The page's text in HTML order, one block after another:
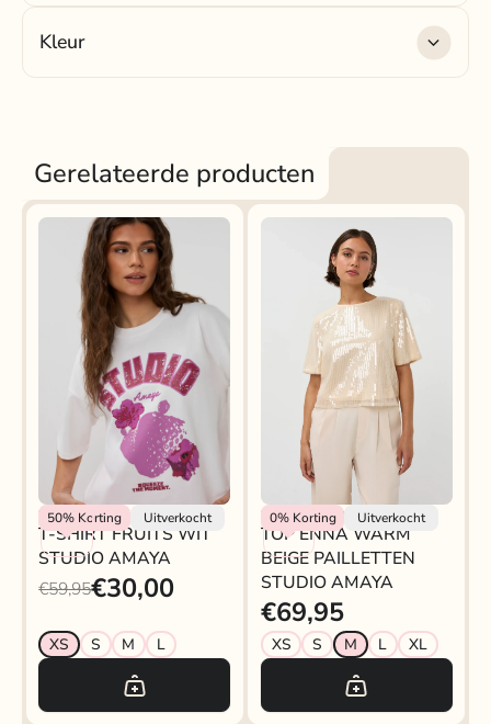
Kleur
Gerelateerde producten
50% Korting Uitverkocht
Studio Amaya
T-SHIRT FRUITS WIT
STUDIO AMAYA
€59,95€30,00
XS S M L
0%Korting Uitverkocht
Studio Amaya
TOP ENNA WARM
BEIGE PAILLETTEN
STUDIO AMAYA
€69,95
XS S M L XL